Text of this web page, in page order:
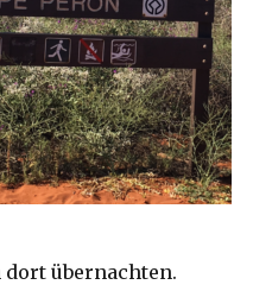
übernachten.